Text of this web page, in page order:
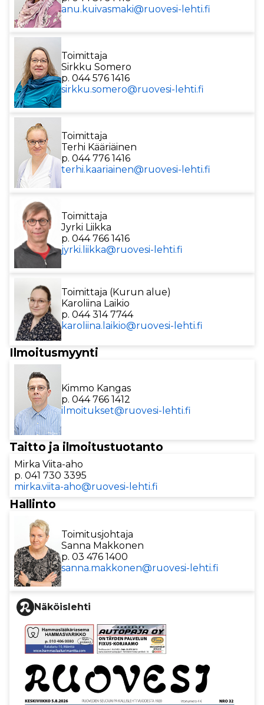
anu.kuivasmaki@ruovesi-lehti.fi
Toimittaja
Sirkku Somero
p. 044 576 1416
sirkku.somero@ruovesi-lehti.fi
Toimittaja
Terhi Kääriäinen
p. 044 776 1416
terhi.kaariainen@ruovesi-lehti.fi
Toimittaja
Jyrki Liikka
p. 044 766 1416
jyrki.liikka@ruovesi-lehti.fi
Toimittaja (Kurun alue)
Karoliina Laikio
p. 044 314 7744
karoliina.laikio@ruovesi-lehti.fi
Ilmoitusmyynti
Kimmo Kangas
p. 044 766 1412
ilmoitukset@ruovesi-lehti.fi
Taitto ja ilmoitustuotanto
Mirka Viita-aho
p. 041 730 3395
mirka.viita-aho@ruovesi-lehti.fi
Hallinto
Toimitusjohtaja
Sanna Makkonen
p. 03 476 1400
sanna.makkonen@ruovesi-lehti.fi
Näköislehti